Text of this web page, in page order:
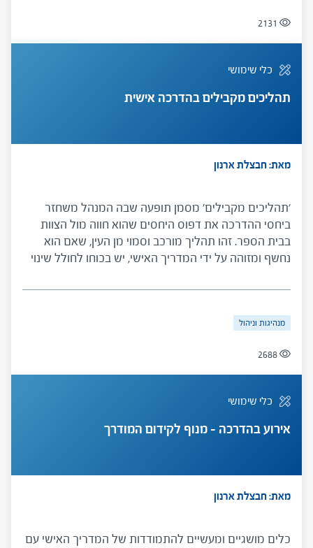
2131
כלי שימושי
תהליכים מקבילים בהדרכה אישית
מאת: חבצלת ארנון
'תהליכים מקבילים' מסמן תופעה שבה המנהל משחזר
ביחסי ההדרכה את דפוס היחסים שהוא חווה מול הצוות
בבית הספר. זהו תהליך מורכב וסמוי מן העין, שאם הוא
נחשף ומזוהה על ידי המדריך האישי, יש בכוחו לחולל שינוי
מערכות היחסים והתפקוד של המדריך האישי והמנהל
מנהיגות וניהול
2688
כלי שימושי
אירוע בהדרכה – מנוף לקידום המודרך
מאת: חבצלת ארנון
כלים מושגיים ומעשיים להתמודדות של המדריך האישי עם